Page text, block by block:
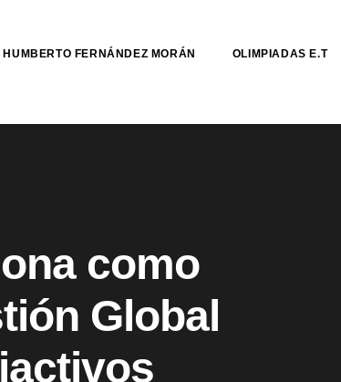
HUMBERTO FERNÁNDEZ MORÁN OLIMPIADAS E.T
como
Global